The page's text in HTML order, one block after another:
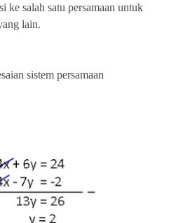
ke salah satu persamaan untuk
lain.
sistem persamaan